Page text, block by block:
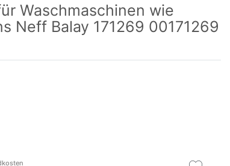
Waschmaschinen wie
Neff Balay 171269 00171269